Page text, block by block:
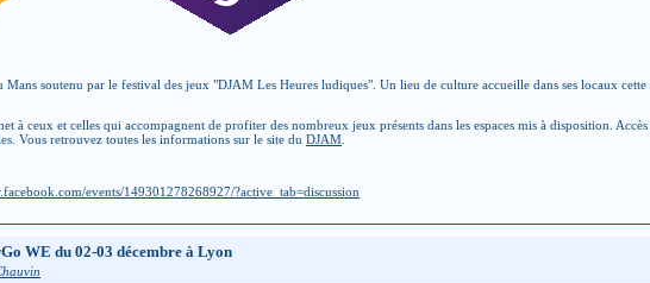
Mans soutenu par le festival des jeux "DJAM Les Heures ludiques". Un lieu de culture accueille dans ses locaux
à ceux et celles qui accompagnent de profiter des nombreux jeux présents dans les espaces mis à disposition.
Vous retrouvez toutes les informations sur le site du DJAM.
events/149301278268927/?active_tab=discussion
WE du 02-03 décembre à Lyon